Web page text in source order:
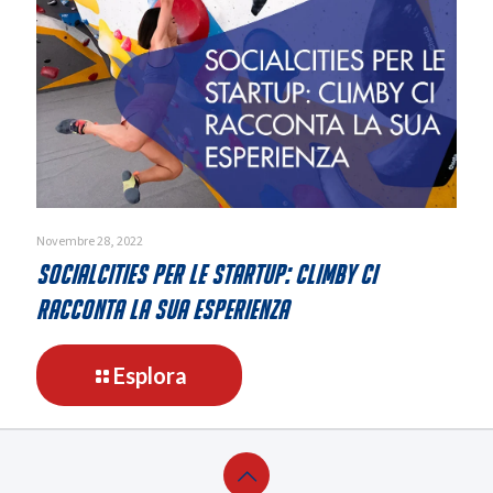
consiglio
nazionale
Assintel
Novembre 28, 2022
SocialCities per le startup: Climby ci
racconta la sua esperienza
Esplora
SocialCities
per
startup: